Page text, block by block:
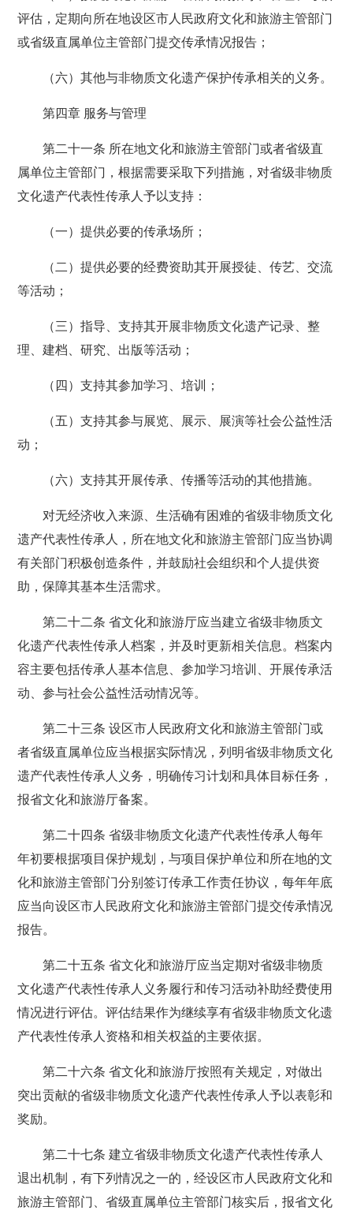
评估，定期向所在地设区市人民政府文化和旅游主管部门
或省级直属单位主管部门提交传承情况报告；
（六）其他与非物质文化遗产保护传承相关的义务。
第四章 服务与管理
第二十一条 所在地文化和旅游主管部门或者省级直
属单位主管部门，根据需要采取下列措施，对省级非物质
文化遗产代表性传承人予以支持：
（一）提供必要的传承场所；
（二）提供必要的经费资助其开展授徒、传艺、交流
等活动；
（三）指导、支持其开展非物质文化遗产记录、整
理、建档、研究、出版等活动；
（四）支持其参加学习、培训；
（五）支持其参与展览、展示、展演等社会公益性活
动；
（六）支持其开展传承、传播等活动的其他措施。
对无经济收入来源、生活确有困难的省级非物质文化
遗产代表性传承人，所在地文化和旅游主管部门应当协调
有关部门积极创造条件，并鼓励社会组织和个人提供资
助，保障其基本生活需求。
第二十二条 省文化和旅游厅应当建立省级非物质文
化遗产代表性传承人档案，并及时更新相关信息。档案内
容主要包括传承人基本信息、参加学习培训、开展传承活
动、参与社会公益性活动情况等。
第二十三条 设区市人民政府文化和旅游主管部门或
者省级直属单位应当根据实际情况，列明省级非物质文化
遗产代表性传承人义务，明确传习计划和具体目标任务，
报省文化和旅游厅备案。
第二十四条 省级非物质文化遗产代表性传承人每年
年初要根据项目保护规划，与项目保护单位和所在地的文
化和旅游主管部门分别签订传承工作责任协议，每年年底
应当向设区市人民政府文化和旅游主管部门提交传承情况
报告。
第二十五条 省文化和旅游厅应当定期对省级非物质
文化遗产代表性传承人义务履行和传习活动补助经费使用
情况进行评估。评估结果作为继续享有省级非物质文化遗
产代表性传承人资格和相关权益的主要依据。
第二十六条 省文化和旅游厅按照有关规定，对做出
突出贡献的省级非物质文化遗产代表性传承人予以表彰和
奖励。
第二十七条 建立省级非物质文化遗产代表性传承人
退出机制，有下列情况之一的，经设区市人民政府文化和
旅游主管部门、省级直属单位主管部门核实后，报省文化